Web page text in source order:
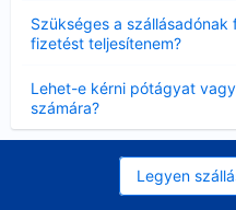
Szükséges a
fizetést teljesítenem?
Lehet-e kérni pótágyat
számára?
Legyen